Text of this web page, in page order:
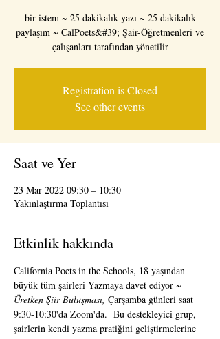
bir istem ~ 25 dakikalık yazı ~ 25 dakikalık
paylaşım ~ CalPoets&#39; Şair-Öğretmenleri ve
çalışanları tarafından yönetilir
Registration is Closed
See other events
Saat ve Yer
23 Mar 2022 09:30 – 10:30
Yakınlaştırma Toplantısı
Etkinlik hakkında
California Poets in the Schools, 18 yaşından
büyük tüm şairleri Yazmaya davet ediyor ~
Üretken Şiir Buluşması, Çarşamba günleri saat
9:30-10:30'da Zoom'da.  Bu destekleyici grup,
şairlerin kendi yazma pratiğini geliştirmelerine